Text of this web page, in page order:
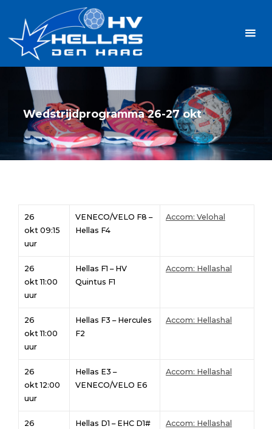
inhoud
Wedstrijdprogramma 26-27 okt
26
okt 09:15
uur
VENECO/VELO F8 –
Hellas F4
Accom: Velohal
26
okt 11:00
uur
Hellas F1 – HV
Quintus F1
Accom: Hellashal
26
okt 11:00
uur
Hellas F3 – Hercules
F2
Accom: Hellashal
26
okt 12:00
uur
Hellas E3 –
VENECO/VELO E6
Accom: Hellashal
26
Hellas D1 – EHC D1# Accom: Hellashal